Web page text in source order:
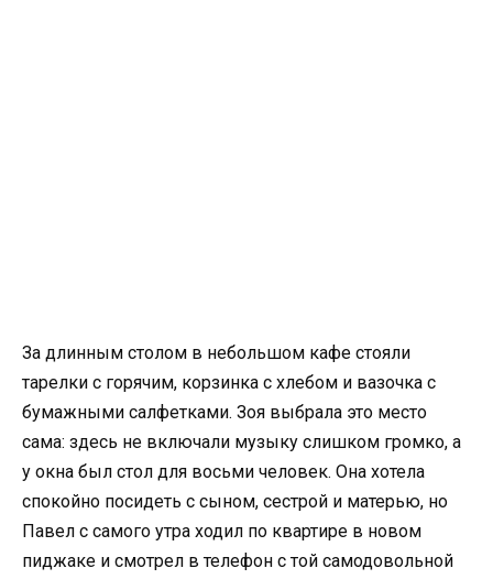
За длинным столом в небольшом кафе стояли
тарелки с горячим, корзинка с хлебом и вазочка с
бумажными салфетками. Зоя выбрала это место
сама: здесь не включали музыку слишком громко, а
у окна был стол для восьми человек. Она хотела
спокойно посидеть с сыном, сестрой и матерью, но
Павел с самого утра ходил по квартире в новом
пиджаке и смотрел в телефон с той самодовольной